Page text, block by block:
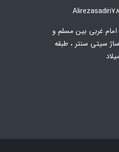
امام غربی بین مسلم و
سیتی سنتر ، طبقه